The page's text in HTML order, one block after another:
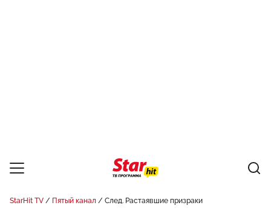
StarHit TV Пятый канал След. Растаявшие призраки